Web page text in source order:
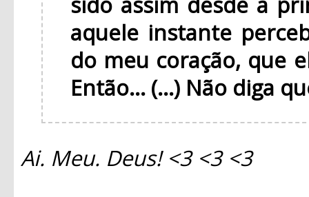
aquele instante
do meu coração, que
Então... (...) Não diga
Ai. Meu. Deus! <3 <3 <3